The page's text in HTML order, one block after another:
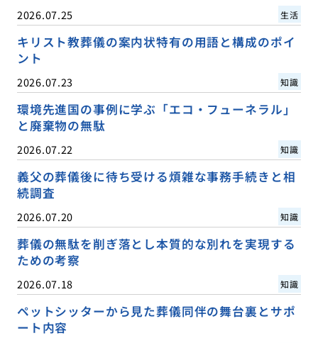
2026.07.25 生活
キリスト教葬儀の案内状特有の用語と構成のポイ
ント
2026.07.23 知識
環境先進国の事例に学ぶ「エコ・フューネラル」
と廃棄物の無駄
2026.07.22 知識
義父の葬儀後に待ち受ける煩雑な事務手続きと相
続調査
2026.07.20 知識
葬儀の無駄を削ぎ落とし本質的な別れを実現する
ための考察
2026.07.18 知識
ペットシッターから見た葬儀同伴の舞台裏とサポ
ート内容